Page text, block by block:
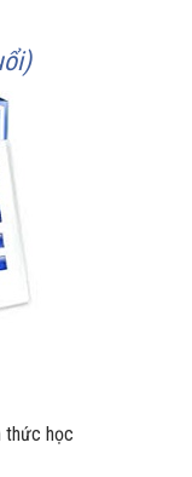
thức học